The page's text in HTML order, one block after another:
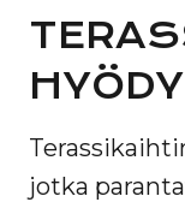
jotka